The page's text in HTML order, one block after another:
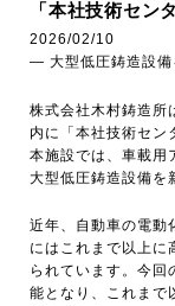
「本社技術セン
2026/02/10
― 大型低圧鋳造設
株式会社木村鋳造所
内に「本社技術セン
本施設では、車載用
大型低圧鋳造設備を
近年、自動車の電動
にはこれまで以上に
られています。今回
能となり、これまで